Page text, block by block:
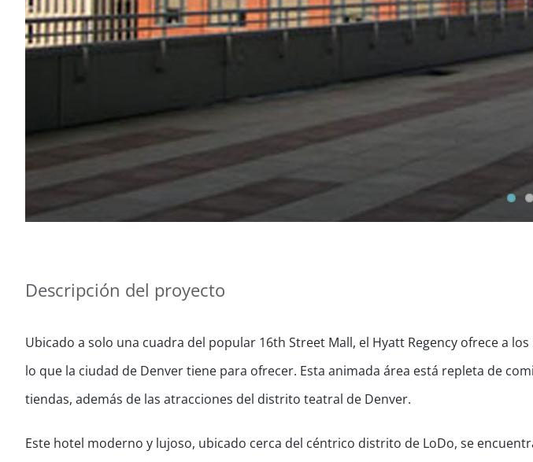
Descripción del proyecto
Ubicado a solo una cuadra del popular 16th Street Mall, el Hyatt Regency ofrece a
lo que la ciudad de Denver tiene para ofrecer. Esta animada área está repleta de
tiendas, además de las atracciones del distrito teatral de Denver.
Este hotel moderno y lujoso, ubicado cerca del céntrico distrito de LoDo, se